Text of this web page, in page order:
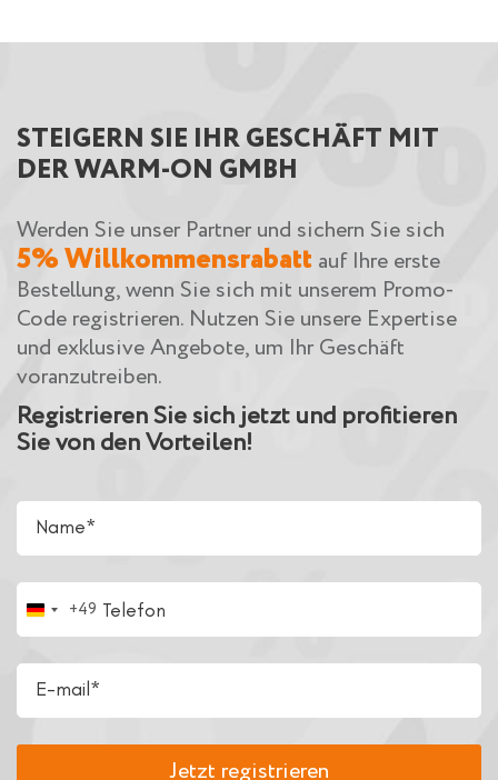
STEIGERN SIE IHR GESCHÄFT MIT
DER WARM-ON GMBH
Werden Sie unser Partner und sichern Sie sich
5% Willkommensrabatt auf Ihre erste
Bestellung, wenn Sie sich mit unserem Promo-
Code registrieren. Nutzen Sie unsere Expertise
und exklusive Angebote, um Ihr Geschäft
voranzutreiben.
Registrieren Sie sich jetzt und profitieren
Sie von den Vorteilen!
G
e
r
m
a
n
+49
Jetzt registrieren